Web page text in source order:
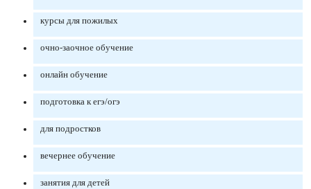
курсы для пожилых
очно-заочное обучение
онлайн обучение
подготовка к егэ/огэ
для подростков
вечернее обучение
занятия для детей